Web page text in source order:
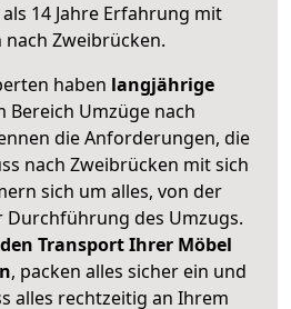
14 Jahre Erfahrung mit
nach Zweibrücken.
haben langjährige
Bereich Umzüge nach
die Anforderungen, die
nach Zweibrücken mit sich
sich um alles, von der
Durchführung des Umzugs.
Transport Ihrer Möbel
, packen alles sicher ein und
alles rechtzeitig an Ihrem